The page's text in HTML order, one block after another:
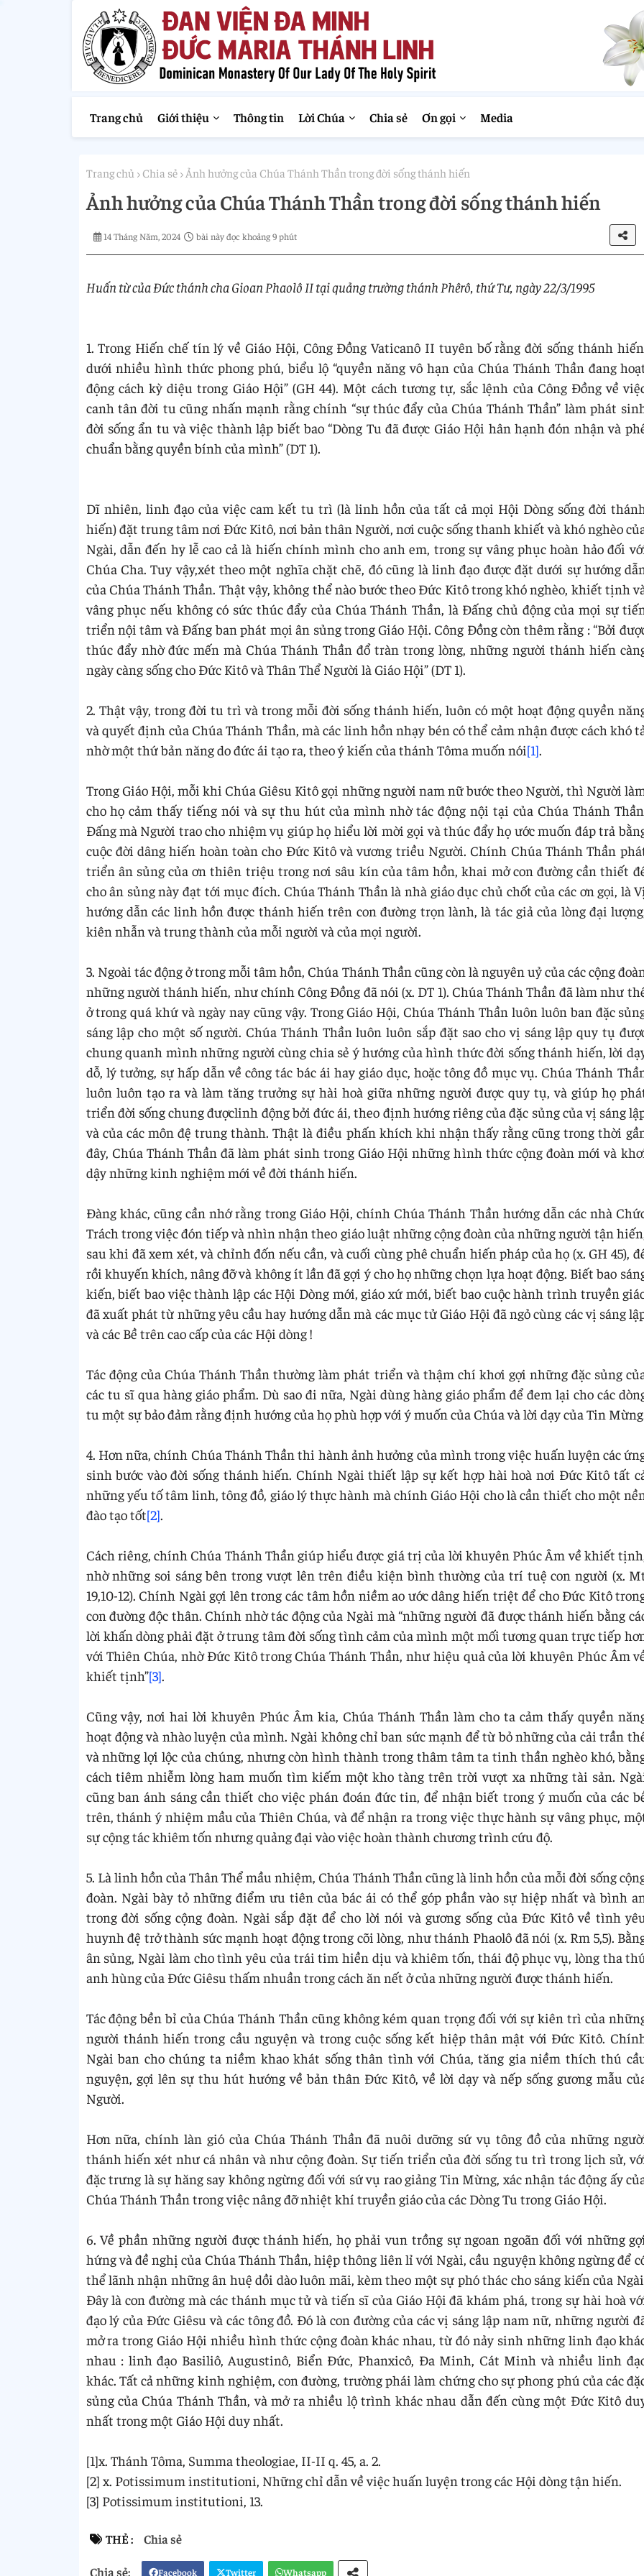
Trang chủ Giới thiệu Thông tin Lời Chúa Chia sẻ Ơn gọi Media
Trang chủ Chia sẻ Ảnh hưởng của Chúa Thánh Thần trong đời sống thánh hiến
Ảnh hưởng của Chúa Thánh Thần trong đời sống thánh hiến
14 Tháng Năm, 2024 bài này đọc khoảng 9 phút
Huấn từ của Đức thánh cha Gioan Phaolô II tại quảng trường thánh Phêrô, thứ Tư, ngày 22/3/1995
1. Trong Hiến chế tín lý về Giáo Hội, Công Đồng Vaticanô II tuyên bố rằng đời sống thánh hiến,
dưới nhiều hình thức phong phú, biểu lộ “quyền năng vô hạn của Chúa Thánh Thần đang
động cách kỳ diệu trong Giáo Hội” (GH 44). Một cách tương tự, sắc lệnh của Công Đồng về
canh tân đời tu cũng nhấn mạnh rằng chính “sự thúc đẩy của Chúa Thánh Thần” làm phát
đời sống ẩn tu và việc thành lập biết bao “Dòng Tu đã được Giáo Hội hân hạnh đón nhận và
chuẩn bằng quyền bính của mình” (DT 1).
Dĩ nhiên, linh đạo của việc cam kết tu trì (là linh hồn của tất cả mọi Hội Dòng sống đời thánh
hiến) đặt trung tâm nơi Đức Kitô, nơi bản thân Người, nơi cuộc sống thanh khiết và khó nghèo
Ngài, dẫn đến hy lễ cao cả là hiến chính mình cho anh em, trong sự vâng phục hoàn hảo đối
Chúa Cha. Tuy vậy,xét theo một nghĩa chặt chẽ, đó cũng là linh đạo được đặt dưới sự hướng dẫn
của Chúa Thánh Thần. Thật vậy, không thể nào bước theo Đức Kitô trong khó nghèo, khiết tịnh
vâng phục nếu không có sức thúc đẩy của Chúa Thánh Thần, là Đấng chủ động của mọi sự tiến
triển nội tâm và Đấng ban phát mọi ân sủng trong Giáo Hội. Công Đồng còn thêm rằng : “Bởi
thúc đẩy nhờ đức mến mà Chúa Thánh Thần đổ tràn trong lòng, những người thánh hiến
ngày càng sống cho Đức Kitô và Thân Thể Người là Giáo Hội” (DT 1).
2. Thật vậy, trong đời tu trì và trong mỗi đời sống thánh hiến, luôn có một hoạt động quyền
và quyết định của Chúa Thánh Thần, mà các linh hồn nhạy bén có thể cảm nhận được cách khó
nhờ một thứ bản năng do đức ái tạo ra, theo ý kiến của thánh Tôma muốn nói[1].
Trong Giáo Hội, mỗi khi Chúa Giêsu Kitô gọi những người nam nữ bước theo Người, thì Người
cho họ cảm thấy tiếng nói và sự thu hút của mình nhờ tác động nội tại của Chúa Thánh Thần,
Đấng mà Người trao cho nhiệm vụ giúp họ hiểu lời mời gọi và thúc đẩy họ ước muốn đáp trả
cuộc đời dâng hiến hoàn toàn cho Đức Kitô và vương triều Người. Chính Chúa Thánh Thần
triển ân sủng của ơn thiên triệu trong nơi sâu kín của tâm hồn, khai mở con đường cần thiết
cho ân sủng này đạt tới mục đích. Chúa Thánh Thần là nhà giáo dục chủ chốt của các ơn gọi, là Vị
hướng dẫn các linh hồn được thánh hiến trên con đường trọn lành, là tác giả của lòng đại lượng,
kiên nhẫn và trung thành của mỗi người và của mọi người.
3. Ngoài tác động ở trong mỗi tâm hồn, Chúa Thánh Thần cũng còn là nguyên uỷ của các cộng đoàn
những người thánh hiến, như chính Công Đồng đã nói (x. DT 1). Chúa Thánh Thần đã làm như
ở trong quá khứ và ngày nay cũng vậy. Trong Giáo Hội, Chúa Thánh Thần luôn luôn ban đặc
sáng lập cho một số người. Chúa Thánh Thần luôn luôn sắp đặt sao cho vị sáng lập quy tụ
chung quanh mình những người cùng chia sẻ ý hướng của hình thức đời sống thánh hiến, lời
dỗ, lý tưởng, sự hấp dẫn về công tác bác ái hay giáo dục, hoặc tông đồ mục vụ. Chúa Thánh
luôn luôn tạo ra và làm tăng trưởng sự hài hoà giữa những người được quy tụ, và giúp họ
triển đời sống chung đượclinh động bởi đức ái, theo định hướng riêng của đặc sủng của vị sáng
và của các môn đệ trung thành. Thật là điều phấn khích khi nhận thấy rằng cũng trong thời
đây, Chúa Thánh Thần đã làm phát sinh trong Giáo Hội những hình thức cộng đoàn mới và
dậy những kinh nghiệm mới về đời thánh hiến.
Đàng khác, cũng cần nhớ rằng trong Giáo Hội, chính Chúa Thánh Thần hướng dẫn các nhà
Trách trong việc đón tiếp và nhìn nhận theo giáo luật những cộng đoàn của những người tận hiến,
sau khi đã xem xét, và chỉnh đốn nếu cần, và cuối cùng phê chuẩn hiến pháp của họ (x. GH 45),
rồi khuyến khích, nâng đỡ và không ít lần đã gợi ý cho họ những chọn lựa hoạt động. Biết bao
kiến, biết bao việc thành lập các Hội Dòng mới, giáo xứ mới, biết bao cuộc hành trình truyền
đã xuất phát từ những yêu cầu hay hướng dẫn mà các mục tử Giáo Hội đã ngỏ cùng các vị sáng
và các Bề trên cao cấp của các Hội dòng !
Tác động của Chúa Thánh Thần thường làm phát triển và thậm chí khơi gợi những đặc sủng
các tu sĩ qua hàng giáo phẩm. Dù sao đi nữa, Ngài dùng hàng giáo phẩm để đem lại cho các
tu một sự bảo đảm rằng định hướng của họ phù hợp với ý muốn của Chúa và lời dạy của Tin Mừng.
4. Hơn nữa, chính Chúa Thánh Thần thi hành ảnh hưởng của mình trong việc huấn luyện các
sinh bước vào đời sống thánh hiến. Chính Ngài thiết lập sự kết hợp hài hoà nơi Đức Kitô tất
những yếu tố tâm linh, tông đồ, giáo lý thực hành mà chính Giáo Hội cho là cần thiết cho một nền
đào tạo tốt[2].
Cách riêng, chính Chúa Thánh Thần giúp hiểu được giá trị của lời khuyên Phúc Âm về khiết tịnh,
nhờ những soi sáng bên trong vượt lên trên điều kiện bình thường của trí tuệ con người (x.
19,10-12). Chính Ngài gợi lên trong các tâm hồn niềm ao ước dâng hiến triệt để cho Đức Kitô
con đường độc thân. Chính nhờ tác động của Ngài mà “những người đã được thánh hiến bằng
lời khấn dòng phải đặt ở trung tâm đời sống tình cảm của mình một mối tương quan trực tiếp
với Thiên Chúa, nhờ Đức Kitô trong Chúa Thánh Thần, như hiệu quả của lời khuyên Phúc Âm
khiết tịnh”[3].
Cũng vậy, nơi hai lời khuyên Phúc Âm kia, Chúa Thánh Thần làm cho ta cảm thấy quyền
hoạt động và nhào luyện của mình. Ngài không chỉ ban sức mạnh để từ bỏ những của cải trần
và những lợi lộc của chúng, nhưng còn hình thành trong thâm tâm ta tinh thần nghèo khó,
cách tiêm nhiễm lòng ham muốn tìm kiếm một kho tàng trên trời vượt xa những tài sản.
cũng ban ánh sáng cần thiết cho việc phán đoán đức tin, để nhận biết trong ý muốn của các
trên, thánh ý nhiệm mầu của Thiên Chúa, và để nhận ra trong việc thực hành sự vâng phục,
sự cộng tác khiêm tốn nhưng quảng đại vào việc hoàn thành chương trình cứu độ.
5. Là linh hồn của Thân Thể mầu nhiệm, Chúa Thánh Thần cũng là linh hồn của mỗi đời sống
đoàn. Ngài bày tỏ những điểm ưu tiên của bác ái có thể góp phần vào sự hiệp nhất và bình an
trong đời sống cộng đoàn. Ngài sắp đặt để cho lời nói và gương sống của Đức Kitô về tình yêu
huynh đệ trở thành sức mạnh hoạt động trong cõi lòng, như thánh Phaolô đã nói (x. Rm 5,5).
ân sủng, Ngài làm cho tình yêu của trái tim hiền dịu và khiêm tốn, thái độ phục vụ, lòng tha
anh hùng của Đức Giêsu thấm nhuần trong cách ăn nết ở của những người được thánh hiến.
Tác động bền bỉ của Chúa Thánh Thần cũng không kém quan trọng đối với sự kiên trì của
người thánh hiến trong cầu nguyện và trong cuộc sống kết hiệp thân mật với Đức Kitô.
Ngài ban cho chúng ta niềm khao khát sống thân tình với Chúa, tăng gia niềm thích thú
nguyện, gợi lên sự thu hút hướng về bản thân Đức Kitô, về lời dạy và nếp sống gương mẫu
Người.
Hơn nữa, chính làn gió của Chúa Thánh Thần đã nuôi dưỡng sứ vụ tông đồ của những
thánh hiến xét như cá nhân và như cộng đoàn. Sự tiến triển của đời sống tu trì trong lịch sử,
đặc trưng là sự hăng say không ngừng đối với sứ vụ rao giảng Tin Mừng, xác nhận tác động ấy
Chúa Thánh Thần trong việc nâng đỡ nhiệt khí truyền giáo của các Dòng Tu trong Giáo Hội.
6. Về phần những người được thánh hiến, họ phải vun trồng sự ngoan ngoãn đối với những gợi
hứng và đề nghị của Chúa Thánh Thần, hiệp thông liên lỉ với Ngài, cầu nguyện không ngừng để
thể lãnh nhận những ân huệ dồi dào luôn mãi, kèm theo một sự phó thác cho sáng kiến của
Đây là con đường mà các thánh mục tử và tiến sĩ của Giáo Hội đã khám phá, trong sự hài hoà
đạo lý của Đức Giêsu và các tông đồ. Đó là con đường của các vị sáng lập nam nữ, những người
mở ra trong Giáo Hội nhiều hình thức cộng đoàn khác nhau, từ đó nảy sinh những linh đạo
nhau : linh đạo Basiliô, Augustinô, Biển Đức, Phanxicô, Đa Minh, Cát Minh và nhiều linh
khác. Tất cả những kinh nghiệm, con đường, trường phái làm chứng cho sự phong phú của các
sủng của Chúa Thánh Thần, và mở ra nhiều lộ trình khác nhau dẫn đến cùng một Đức Kitô
nhất trong một Giáo Hội duy nhất.
[1]x. Thánh Tôma, Summa theologiae, II-II q. 45, a. 2.
[2] x. Potissimum institutioni, Những chỉ dẫn về việc huấn luyện trong các Hội dòng tận hiến.
[3] Potissimum institutioni, 13.
THẺ : Chia sẻ
Facebook Twitter Whatsapp